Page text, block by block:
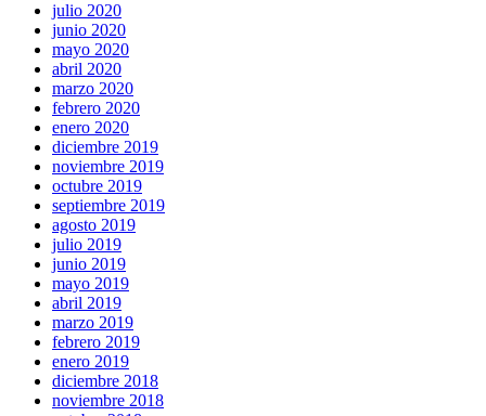
julio 2020
junio 2020
mayo 2020
abril 2020
marzo 2020
febrero 2020
enero 2020
diciembre 2019
noviembre 2019
octubre 2019
septiembre 2019
agosto 2019
julio 2019
junio 2019
mayo 2019
abril 2019
marzo 2019
febrero 2019
enero 2019
diciembre 2018
noviembre 2018